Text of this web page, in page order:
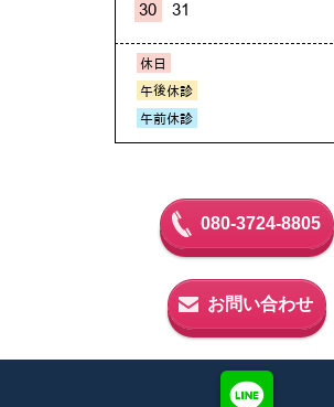
080-3724-8805
お問い合わせ